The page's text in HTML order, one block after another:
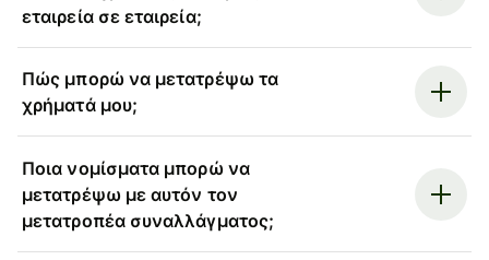
εταιρεία σε εταιρεία;
Πώς μπορώ να μετατρέψω τα
χρήματά μου;
Ποια νομίσματα μπορώ να
μετατρέψω με αυτόν τον
μετατροπέα συναλλάγματος;